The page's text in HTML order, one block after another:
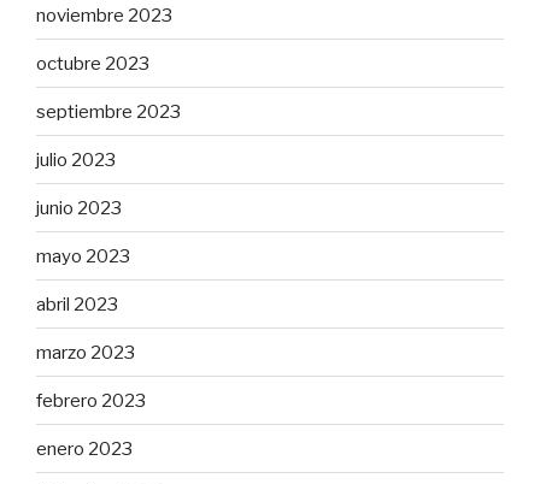
noviembre 2023
octubre 2023
septiembre 2023
julio 2023
junio 2023
mayo 2023
abril 2023
marzo 2023
febrero 2023
enero 2023